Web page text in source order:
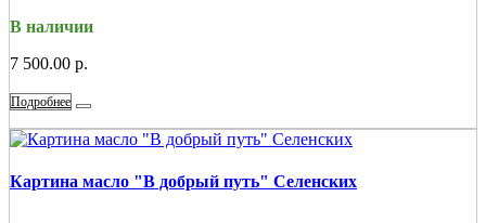
В наличии
7 500.00 р.
Подробнее
Картина масло "В добрый путь" Селенских